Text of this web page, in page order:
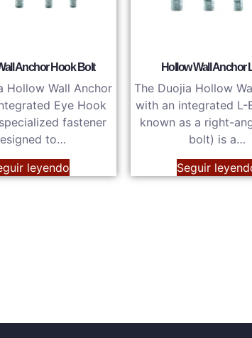
Anchor Hook Bolt
Hollow Wall Anchor
Eye Hook
fastener
to…
leyendo
Hollow Wall Anchor
The Duojia Hollow
with an integrated L-
known as a right-
bolt) is a…
Seguir